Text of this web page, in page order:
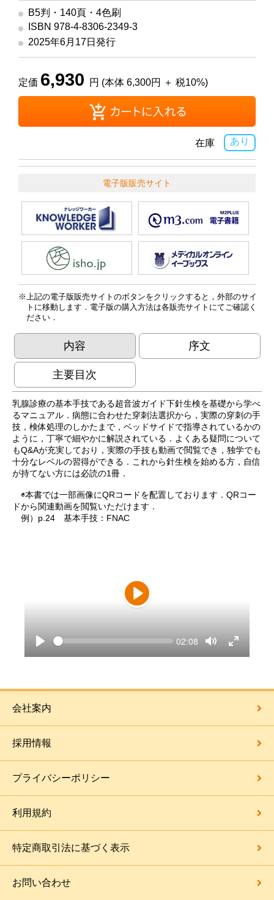
B5判・140頁・4色刷
ISBN 978-4-8306-2349-3
2025年6月17日発行
定価 6,930 円 (本体 6,300円 ＋ 税10%)
あり
在庫
電子版販売サイト
上記の電子版販売サイトのボタンをクリックすると，外部のサイ
トに移動します．電子版の購入方法は各販売サイトにてご確認く
ださい．
内容 序文
主要目次
乳腺診療の基本手技である超音波ガイド下針生検を基礎から学べ
るマニュアル．病態に合わせた穿刺法選択から，実際の穿刺の手
技，検体処理のしかたまで，ベッドサイドで指導されているかの
ように，丁寧で細やかに解説されている．よくある疑問について
もQ&Aが充実しており，実際の手技も動画で閲覧でき，独学でも
十分なレベルの習得ができる．これから針生検を始める方，自信
が持てない方には必読の1冊．
◉本書では一部画像にQRコードを配置しております．QRコー
ドから関連動画を閲覧いただけます．
例）p.24 基本手技：FNAC
Play
Current
02:08
会社案内
採用情報
プライバシーポリシー
利用規約
特定商取引法に基づく表示
お問い合わせ